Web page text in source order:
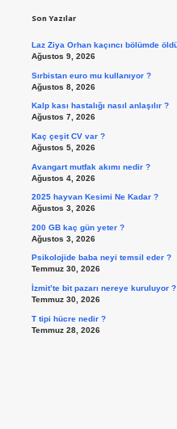
Son Yazılar
Laz Ziya Orhan kaçıncı bölümde
Ağustos 9, 2026
Sırbistan euro mu kullanıyor ?
Ağustos 8, 2026
Kalp kası hastalığı nasıl anlaşılır ?
Ağustos 7, 2026
Kaç çeşit CV var ?
Ağustos 5, 2026
Avangart mutfak akımı nedir ?
Ağustos 4, 2026
2025 hayvan Kesimi Ne Kadar ?
Ağustos 3, 2026
200 GB kaç gün yeter ?
Ağustos 3, 2026
Psikolojide baba neyi temsil eder ?
Temmuz 30, 2026
İzmit’te bit pazarı nereye kuruluyor ?
Temmuz 30, 2026
T tipi hücre nedir ?
Temmuz 28, 2026